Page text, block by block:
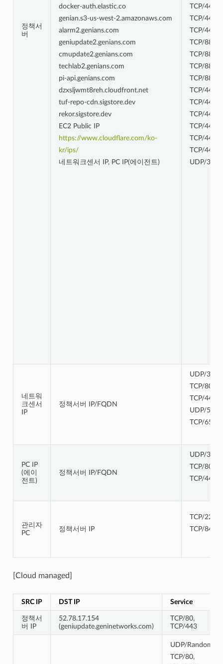
정책서
버
docker-auth.elastic.co
genian.s3-us-west-2.amazonaws.com
alarm2.genians.com
geniupdate2.genians.com
cmupdate2.genians.com
techlab2.genians.com
pi-api.genians.com
dzxsljwmt8reh.cloudfront.net
tuf-repo-cdn.sigstore.dev
rekor.sigstore.dev
EC2 Public IP
https://www.cloudflare.com/ko-
kr/ips/
네트워크센서 IP, PC IP(에이전트)
TCP/443
TCP/443
TCP/443
TCP/8844
TCP/8844
TCP/8844
TCP/8844
TCP/443
TCP/443
TCP/443
TCP/443
TCP/443
TCP/443
UDP/3871
네트워
크센서
IP
정책서버 IP/FQDN
UDP/3870
TCP/80,
TCP/443
UDP/514,
TCP/6514
PC IP
(에이
전트)
정책서버 IP/FQDN
UDP/3870
TCP/80,
TCP/443
관리자
PC
정책서버 IP
TCP/22
TCP/8443
[Cloud managed]
SRC IP DST IP Service
정책서
버 IP
52.78.17.154
(geniupdate.geninetworks.com)
TCP/80,
TCP/443
UDP/Random
TCP/80,